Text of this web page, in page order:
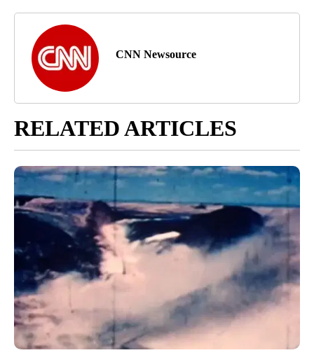
CNN Newsource
RELATED ARTICLES